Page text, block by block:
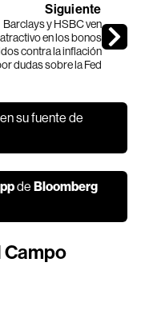
Siguiente
Barclays y HSBC ven
atractivo en los bonos
contra la inflación
dudas sobre la Fed
en su fuente de
deBloomberg
Campo